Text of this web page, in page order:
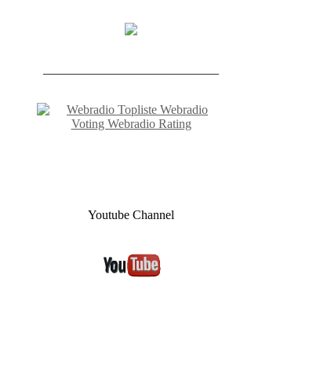
Youtube Channel